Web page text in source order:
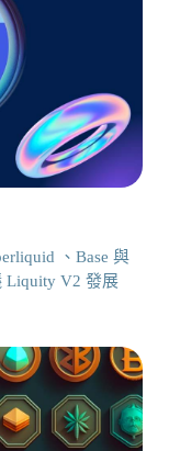
、Base 與
Liquity V2 發展